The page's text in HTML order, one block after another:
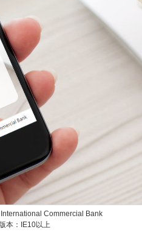
Commercial Bank
本：IE10以上